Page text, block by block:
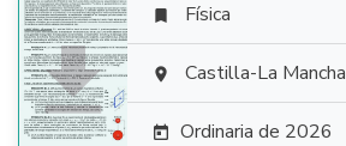

 Física
 Castilla-La Mancha
 Ordinaria de 2026